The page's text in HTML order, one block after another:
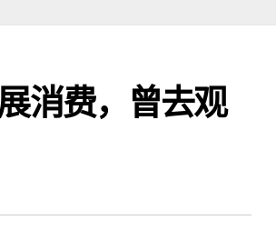
消费，曾去观